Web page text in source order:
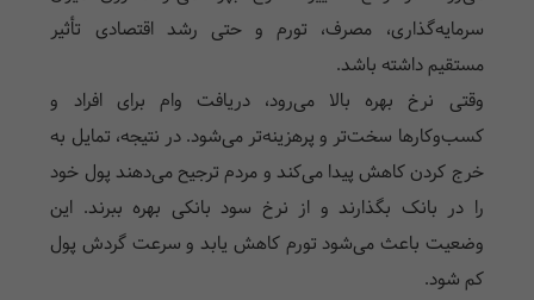
سرمایه‌گذاری، مصرف، تورم و حتی رشد اقتصادی تأثیر
مستقیم داشته باشد.
وقتی نرخ بهره بالا می‌رود، دریافت وام برای افراد و
کسب‌وکارها سخت‌تر و پرهزینه‌تر می‌شود. در نتیجه، تمایل به
خرج کردن کاهش پیدا می‌کند و مردم ترجیح می‌دهند پول خود
را در بانک بگذارند و از نرخ سود بانکی بهره ببرند. این
وضعیت باعث می‌شود تورم کاهش یابد و سرعت گردش پول
کم شود.